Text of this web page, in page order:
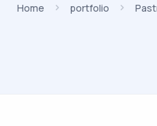
Home portfolio